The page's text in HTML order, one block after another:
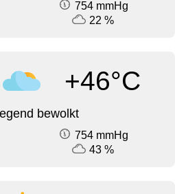
754 mmHg
22 %
+46°C
bewolkt
754 mmHg
43 %